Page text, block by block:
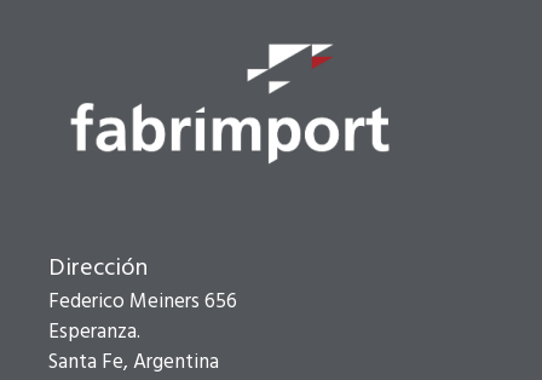
Dirección
Federico Meiners 656
Esperanza.
Santa Fe, Argentina